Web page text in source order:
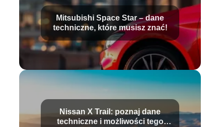
Mitsubishi Space Star – dane
techniczne, które musisz znać!
Nissan X Trail: poznaj dane
techniczne i możliwości tego